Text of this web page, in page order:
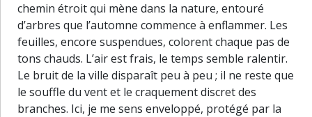
chemin étroit qui mène dans la nature, entouré
d’arbres que l’automne commence à enflammer. Les
feuilles, encore suspendues, colorent chaque pas de
tons chauds. L’air est frais, le temps semble ralentir.
Le bruit de la ville disparaît peu à peu ; il ne reste que
le souffle du vent et le craquement discret des
branches. Ici, je me sens enveloppé, protégé par la